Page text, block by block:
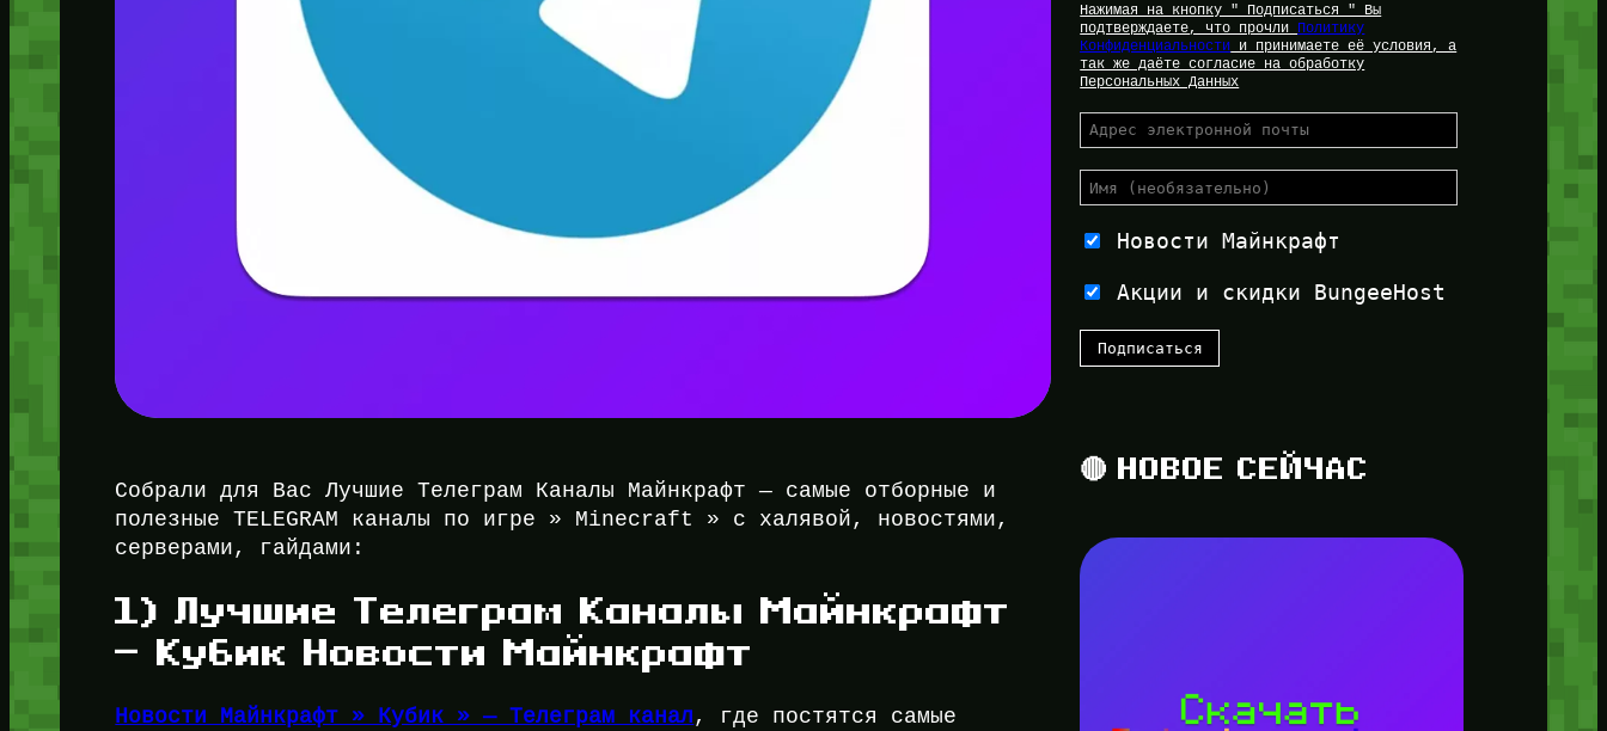
Собрали для Вас Лучшие Телеграм Каналы Майнкрафт — самые отборные и
полезные TELEGRAM каналы по игре » Minecraft » с халявой, новостями,
серверами, гайдами:
1) Лучшие Телеграм Каналы Майнкрафт
— Кубик Новости Майнкрафт
Новости Майнкрафт » Кубик » — Телеграм канал , где постятся самые
Нажимая на кнопку " Подписаться " Вы
подтверждаете, что прочли Политику
Конфиденциальности и принимаете её условия, а
так же даёте согласие на обработку
Персональных Данных
Новости Майнкрафт
Акции и скидки BungeeHost
🔴 НОВОЕ СЕЙЧАС